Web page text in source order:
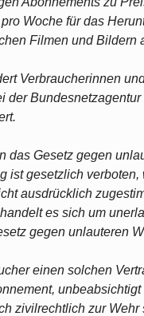
Woche für das
Filmen und Bildern
Verbraucherinnen
der
das Gesetz gegen
ist gesetzlich verboten,
ausdrücklich
es sich um
gegen unlauteren
einen solchen
zivilrechtlich zur Wehr